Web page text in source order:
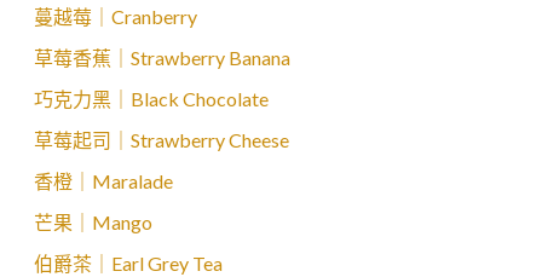
蔓越莓｜Cranberry
草莓香蕉｜Strawberry Banana
巧克力黑｜Black Chocolate
草莓起司｜Strawberry Cheese
香橙｜Maralade
芒果｜Mango
伯爵茶｜Earl Grey Tea